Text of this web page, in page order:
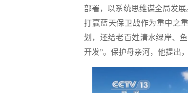
部署，以系统思维谋全局发
打赢蓝天保卫战作为重中之
划，还给老百姓清水绿岸、
开发”。保护母亲河，他提出